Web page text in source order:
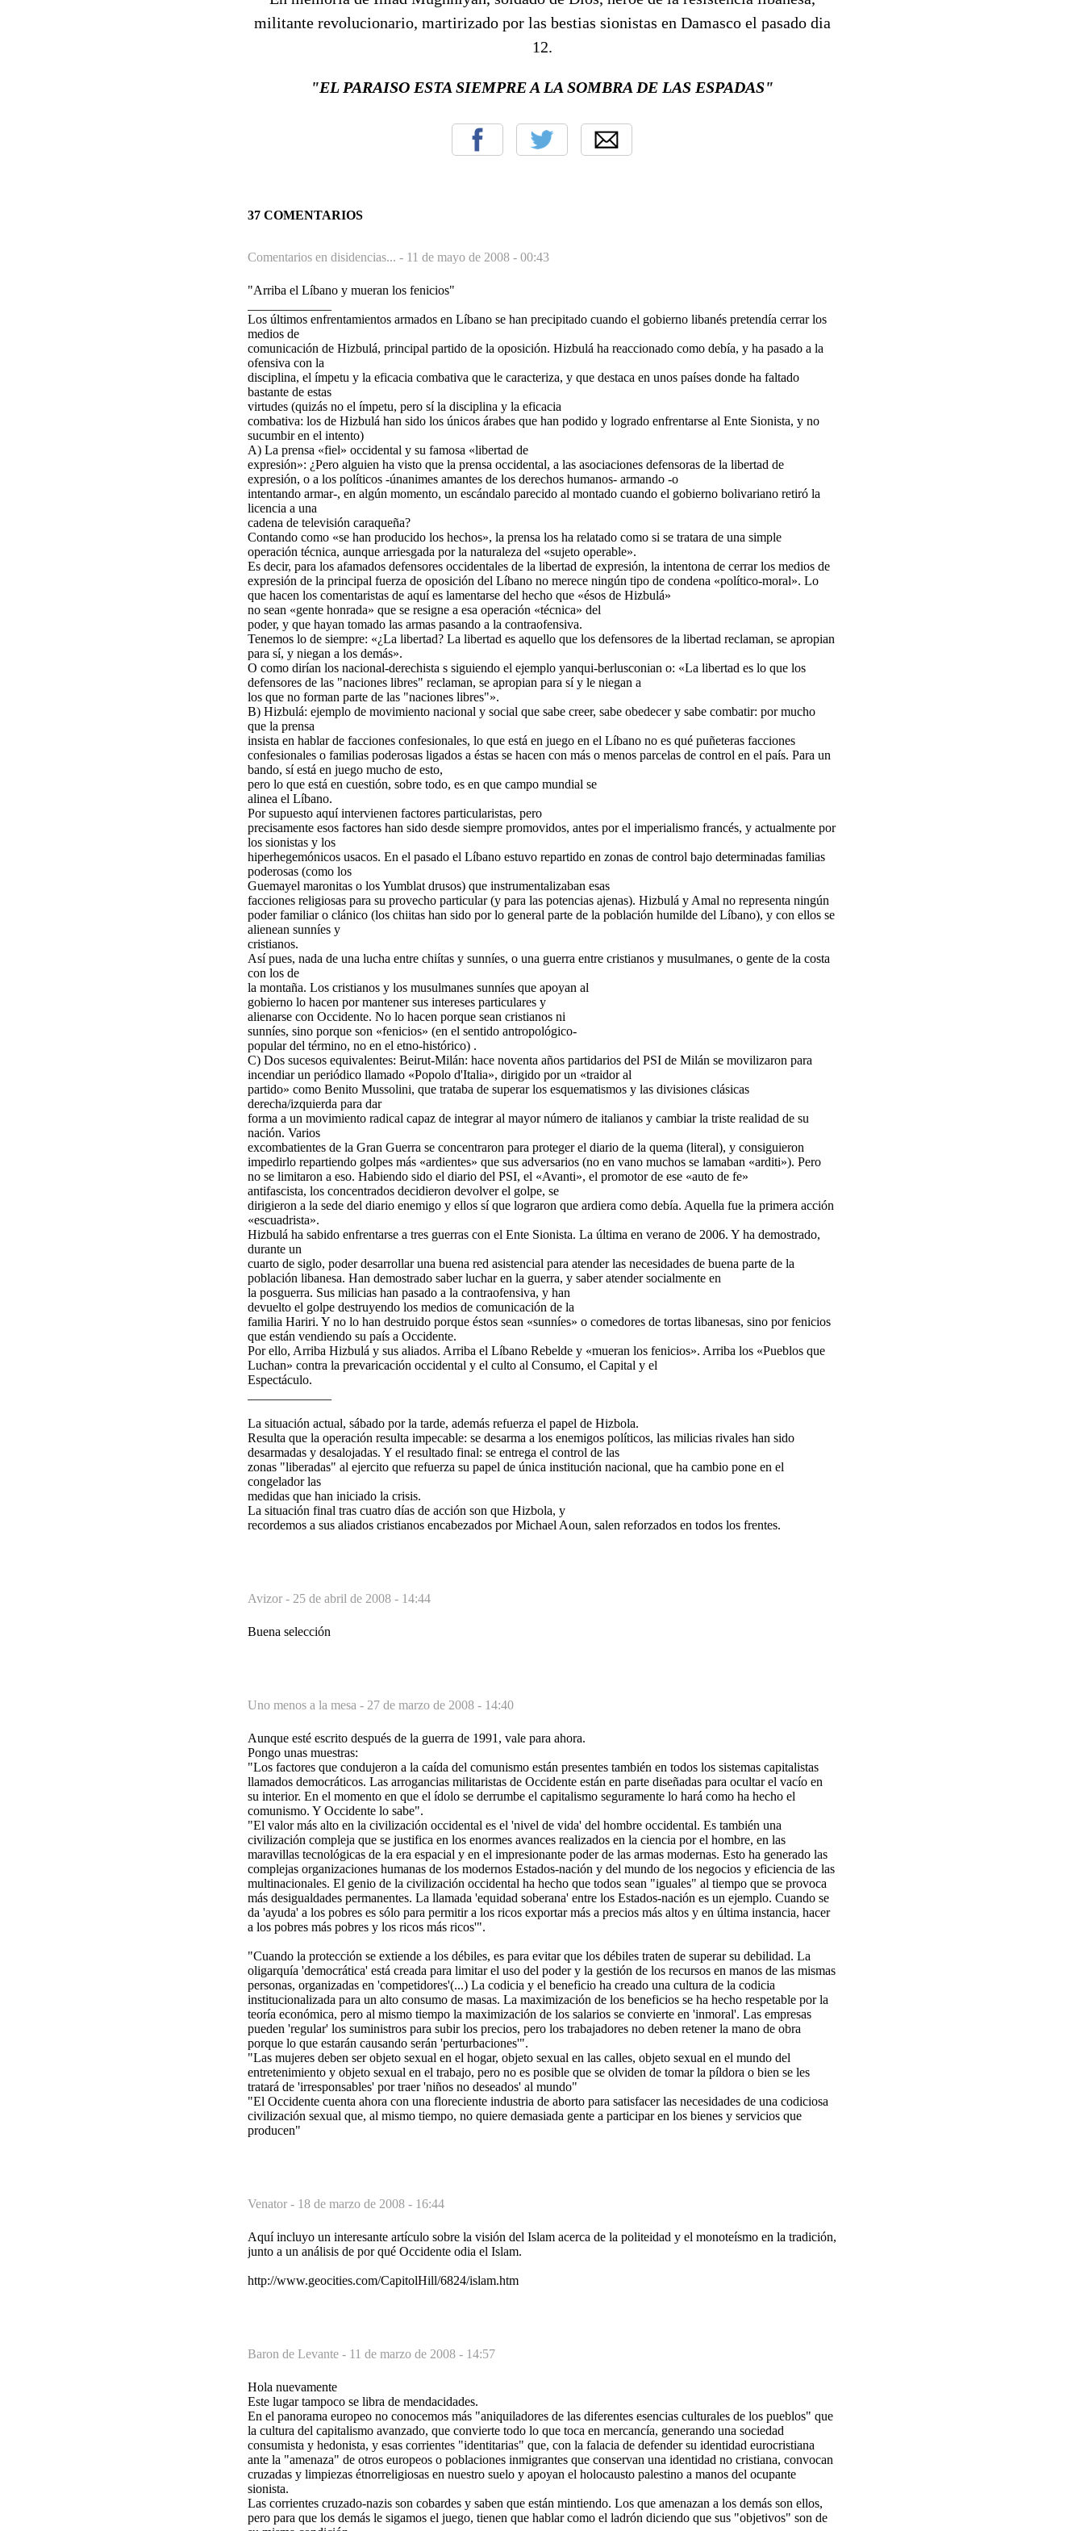
militante revolucionario, martirizado por las bestias sionistas en Damasco el pasado dia
12.
"EL PARAISO ESTA SIEMPRE A LA SOMBRA DE LAS ESPADAS"
37 COMENTARIOS
Comentarios en disidencias... - 11 de mayo de 2008 - 00:43
"Arriba el Líbano y mueran los fenicios"
Los últimos enfrentamientos armados en Líbano se han precipitado cuando el gobierno libanés pretendía cerrar los
medios de
comunicación de Hizbulá, principal partido de la oposición. Hizbulá ha reaccionado como debía, y ha pasado a la
ofensiva con la
disciplina, el ímpetu y la eficacia combativa que le caracteriza, y que destaca en unos países donde ha faltado
bastante de estas
virtudes (quizás no el ímpetu, pero sí la disciplina y la eficacia
combativa: los de Hizbulá han sido los únicos árabes que han podido y logrado enfrentarse al Ente Sionista, y no
sucumbir en el intento)
A) La prensa «fiel» occidental y su famosa «libertad de
expresión»: ¿Pero alguien ha visto que la prensa occidental, a las asociaciones defensoras de la libertad de
expresión, o a los políticos -únanimes amantes de los derechos humanos- armando -o
intentando armar-, en algún momento, un escándalo parecido al montado cuando el gobierno bolivariano retiró la
licencia a una
cadena de televisión caraqueña?
Contando como «se han producido los hechos», la prensa los ha relatado como si se tratara de una simple
operación técnica, aunque arriesgada por la naturaleza del «sujeto operable».
Es decir, para los afamados defensores occidentales de la libertad de expresión, la intentona de cerrar los medios de
expresión de la principal fuerza de oposición del Líbano no merece ningún tipo de condena «político-moral». Lo
que hacen los comentaristas de aquí es lamentarse del hecho que «ésos de Hizbulá»
no sean «gente honrada» que se resigne a esa operación «técnica» del
poder, y que hayan tomado las armas pasando a la contraofensiva.
Tenemos lo de siempre: «¿La libertad? La libertad es aquello que los defensores de la libertad reclaman, se apropian
para sí, y niegan a los demás».
O como dirían los nacional-derechista s siguiendo el ejemplo yanqui-berlusconian o: «La libertad es lo que los
defensores de las "naciones libres" reclaman, se apropian para sí y le niegan a
los que no forman parte de las "naciones libres"».
B) Hizbulá: ejemplo de movimiento nacional y social que sabe creer, sabe obedecer y sabe combatir: por mucho
que la prensa
insista en hablar de facciones confesionales, lo que está en juego en el Líbano no es qué puñeteras facciones
confesionales o familias poderosas ligados a éstas se hacen con más o menos parcelas de control en el país. Para un
bando, sí está en juego mucho de esto,
pero lo que está en cuestión, sobre todo, es en que campo mundial se
alinea el Líbano.
Por supuesto aquí intervienen factores particularistas, pero
precisamente esos factores han sido desde siempre promovidos, antes por el imperialismo francés, y actualmente por
los sionistas y los
hiperhegemónicos usacos. En el pasado el Líbano estuvo repartido en zonas de control bajo determinadas familias
poderosas (como los
Guemayel maronitas o los Yumblat drusos) que instrumentalizaban esas
facciones religiosas para su provecho particular (y para las potencias ajenas). Hizbulá y Amal no representa ningún
poder familiar o clánico (los chiitas han sido por lo general parte de la población humilde del Líbano), y con ellos se
alienean sunníes y
cristianos.
Así pues, nada de una lucha entre chiítas y sunníes, o una guerra entre cristianos y musulmanes, o gente de la costa
con los de
la montaña. Los cristianos y los musulmanes sunníes que apoyan al
gobierno lo hacen por mantener sus intereses particulares y
alienarse con Occidente. No lo hacen porque sean cristianos ni
sunníes, sino porque son «fenicios» (en el sentido antropológico-
popular del término, no en el etno-histórico) .
C) Dos sucesos equivalentes: Beirut-Milán: hace noventa años partidarios del PSI de Milán se movilizaron para
incendiar un periódico llamado «Popolo d'Italia», dirigido por un «traidor al
partido» como Benito Mussolini, que trataba de superar los esquematismos y las divisiones clásicas
derecha/izquierda para dar
forma a un movimiento radical capaz de integrar al mayor número de italianos y cambiar la triste realidad de su
nación. Varios
excombatientes de la Gran Guerra se concentraron para proteger el diario de la quema (literal), y consiguieron
impedirlo repartiendo golpes más «ardientes» que sus adversarios (no en vano muchos se lamaban «arditi»). Pero
no se limitaron a eso. Habiendo sido el diario del PSI, el «Avanti», el promotor de ese «auto de fe»
antifascista, los concentrados decidieron devolver el golpe, se
dirigieron a la sede del diario enemigo y ellos sí que lograron que ardiera como debía. Aquella fue la primera acción
«escuadrista».
Hizbulá ha sabido enfrentarse a tres guerras con el Ente Sionista. La última en verano de 2006. Y ha demostrado,
durante un
cuarto de siglo, poder desarrollar una buena red asistencial para atender las necesidades de buena parte de la
población libanesa. Han demostrado saber luchar en la guerra, y saber atender socialmente en
la posguerra. Sus milicias han pasado a la contraofensiva, y han
devuelto el golpe destruyendo los medios de comunicación de la
familia Hariri. Y no lo han destruido porque éstos sean «sunníes» o comedores de tortas libanesas, sino por fenicios
que están vendiendo su país a Occidente.
Por ello, Arriba Hizbulá y sus aliados. Arriba el Líbano Rebelde y «mueran los fenicios». Arriba los «Pueblos que
Luchan» contra la prevaricación occidental y el culto al Consumo, el Capital y el
Espectáculo.
La situación actual, sábado por la tarde, además refuerza el papel de Hizbola.
Resulta que la operación resulta impecable: se desarma a los enemigos políticos, las milicias rivales han sido
desarmadas y desalojadas. Y el resultado final: se entrega el control de las
zonas "liberadas" al ejercito que refuerza su papel de única institución nacional, que ha cambio pone en el
congelador las
medidas que han iniciado la crisis.
La situación final tras cuatro días de acción son que Hizbola, y
recordemos a sus aliados cristianos encabezados por Michael Aoun, salen reforzados en todos los frentes.
Avizor - 25 de abril de 2008 - 14:44
Buena selección
Uno menos a la mesa - 27 de marzo de 2008 - 14:40
Aunque esté escrito después de la guerra de 1991, vale para ahora.
Pongo unas muestras:
"Los factores que condujeron a la caída del comunismo están presentes también en todos los sistemas capitalistas
llamados democráticos. Las arrogancias militaristas de Occidente están en parte diseñadas para ocultar el vacío en
su interior. En el momento en que el ídolo se derrumbe el capitalismo seguramente lo hará como ha hecho el
comunismo. Y Occidente lo sabe".
"El valor más alto en la civilización occidental es el 'nivel de vida' del hombre occidental. Es también una
civilización compleja que se justifica en los enormes avances realizados en la ciencia por el hombre, en las
maravillas tecnológicas de la era espacial y en el impresionante poder de las armas modernas. Esto ha generado las
complejas organizaciones humanas de los modernos Estados-nación y del mundo de los negocios y eficiencia de las
multinacionales. El genio de la civilización occidental ha hecho que todos sean "iguales" al tiempo que se provoca
más desigualdades permanentes. La llamada 'equidad soberana' entre los Estados-nación es un ejemplo. Cuando se
da 'ayuda' a los pobres es sólo para permitir a los ricos exportar más a precios más altos y en última instancia, hacer
a los pobres más pobres y los ricos más ricos'".
"Cuando la protección se extiende a los débiles, es para evitar que los débiles traten de superar su debilidad. La
oligarquía 'democrática' está creada para limitar el uso del poder y la gestión de los recursos en manos de las mismas
personas, organizadas en 'competidores'(...) La codicia y el beneficio ha creado una cultura de la codicia
institucionalizada para un alto consumo de masas. La maximización de los beneficios se ha hecho respetable por la
teoría económica, pero al mismo tiempo la maximización de los salarios se convierte en 'inmoral'. Las empresas
pueden 'regular' los suministros para subir los precios, pero los trabajadores no deben retener la mano de obra
porque lo que estarán causando serán 'perturbaciones'".
"Las mujeres deben ser objeto sexual en el hogar, objeto sexual en las calles, objeto sexual en el mundo del
entretenimiento y objeto sexual en el trabajo, pero no es posible que se olviden de tomar la píldora o bien se les
tratará de 'irresponsables' por traer 'niños no deseados' al mundo"
"El Occidente cuenta ahora con una floreciente industria de aborto para satisfacer las necesidades de una codiciosa
civilización sexual que, al mismo tiempo, no quiere demasiada gente a participar en los bienes y servicios que
producen"
Venator - 18 de marzo de 2008 - 16:44
Aquí incluyo un interesante artículo sobre la visión del Islam acerca de la politeidad y el monoteísmo en la tradición,
junto a un análisis de por qué Occidente odia el Islam.
http://www.geocities.com/CapitolHill/6824/islam.htm
Baron de Levante - 11 de marzo de 2008 - 14:57
Hola nuevamente
Este lugar tampoco se libra de mendacidades.
En el panorama europeo no conocemos más "aniquiladores de las diferentes esencias culturales de los pueblos" que
la cultura del capitalismo avanzado, que convierte todo lo que toca en mercancía, generando una sociedad
consumista y hedonista, y esas corrientes "identitarias" que, con la falacia de defender su identidad eurocristiana
ante la "amenaza" de otros europeos o poblaciones inmigrantes que conservan una identidad no cristiana, convocan
cruzadas y limpiezas étnorreligiosas en nuestro suelo y apoyan el holocausto palestino a manos del ocupante
sionista.
Las corrientes cruzado-nazis son cobardes y saben que están mintiendo. Los que amenazan a los demás son ellos,
pero para que los demás le sigamos el juego, tienen que hablar como el ladrón diciendo que sus "objetivos" son de